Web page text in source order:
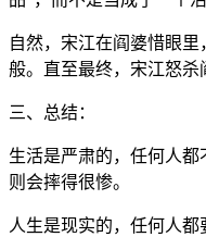
自然，宋江在阎婆惜眼里
般。直至最终，宋江怒杀
三、总结：
生活是严肃的，任何人
则会摔得很惨。
人生是现实的，任何人